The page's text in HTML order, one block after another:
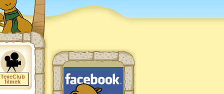
TeveClub
filmek